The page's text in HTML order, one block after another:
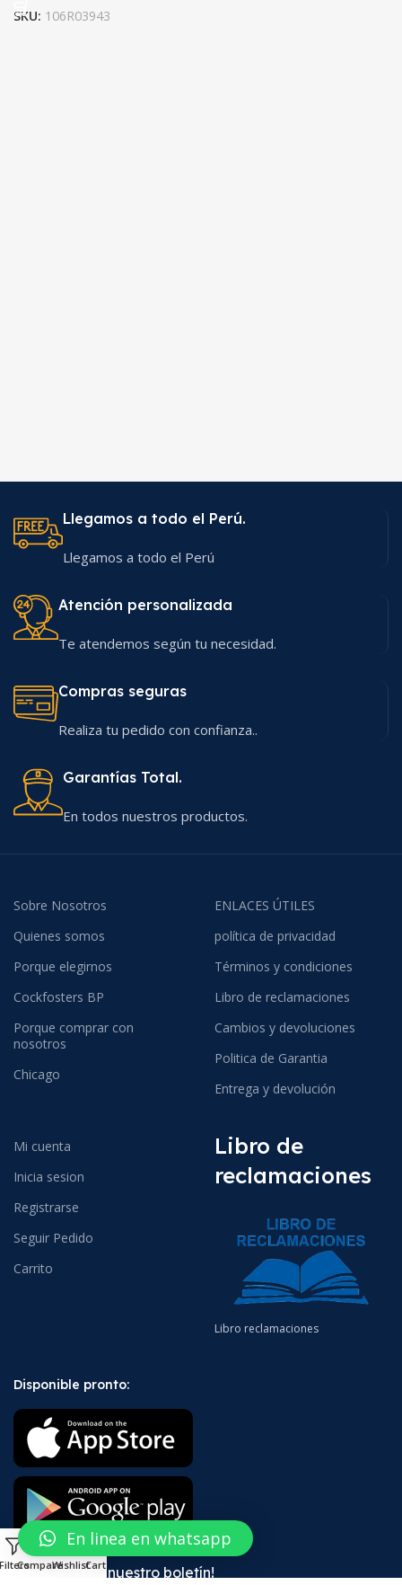
SKU: 106R03943
Llegamos a todo el Perú.
Llegamos a todo el Perú
Atención personalizada
Te atendemos según tu necesidad.
Compras seguras
Realiza tu pedido con confianza..
Garantías Total.
En todos nuestros productos.
Sobre Nosotros
Quienes somos
Porque elegirnos
Cockfosters BP
Porque comprar con
nosotros
Chicago
ENLACES ÚTILES
política de privacidad
Términos y condiciones
Libro de reclamaciones
Cambios y devoluciones
Politica de Garantia
Entrega y devolución
Mi cuenta
Inicia sesion
Registrarse
Seguir Pedido
Carrito
Libro de
reclamaciones
Libro reclamaciones
Disponible pronto:
¡Suscríbete a nuestro boletín!
CompareWishlist
0
Cart
En linea en whatsapp